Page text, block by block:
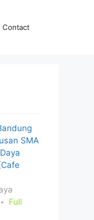
Contact
SMA
Full